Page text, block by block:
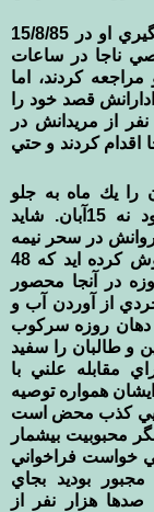
5- روزنامه جام جم : در نهايت مقدمات دستگيري او در 15/8/85
ناجا در ساعات
كردند، اما
قصد خود را
براي مقابله علني كرد. در اين فراخوان 500 نفر از مريدانش در
كردند و حتي
را يك ماه به جلو
كشيده ايد ؟ دستگيري ايشان 15مهرماه بود نه 15آبان. شايد
در سحر نيمه
ي ماه رمضان نبوده است! و ثانيا نكند فراموش كرده ايد كه 48
در آنجا محصور
از آوردن آب و
دهان روزه سركوب
و طالبان را سفيد
مقابله علني با
هم به چند دليل 1- اينكه ايشان همواره توصيه
كذب محض است
محبوبيت بيشمار
خواست فراخواني
بوديد بجاي
هزار نفر از